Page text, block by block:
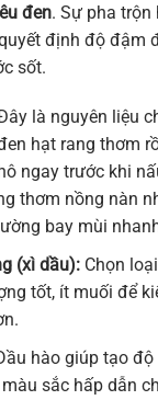
đen. Sự pha trộn
định độ đậm
sốt.
là nguyên liệu
hạt rang thơm
ngay trước khi
thơm nồng nàn
bay mùi
(xì dầu):Chọn
tốt, ít muối để
hào giúp tạo độ
sắc hấp dẫn